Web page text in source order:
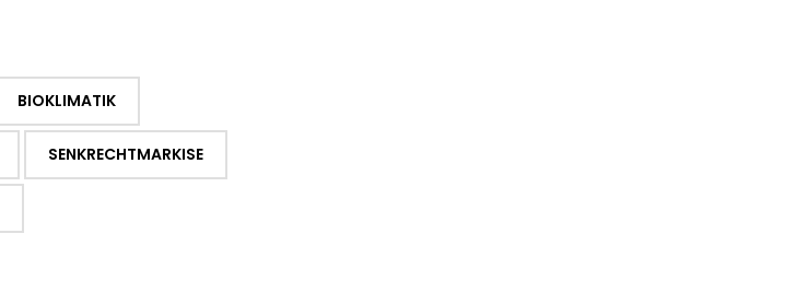
BIOKLIMATIK
SENKRECHTMARKISE